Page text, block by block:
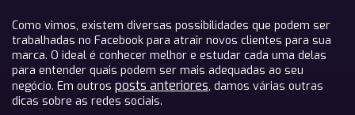
Como vimos, existem diversas possibilidades que podem ser
trabalhadas no Facebook para atrair novos clientes para sua
marca. O ideal é conhecer melhor e estudar cada uma delas
para entender quais podem ser mais adequadas ao seu
negócio. Em outros posts anteriores, damos várias outras
dicas sobre as redes sociais.